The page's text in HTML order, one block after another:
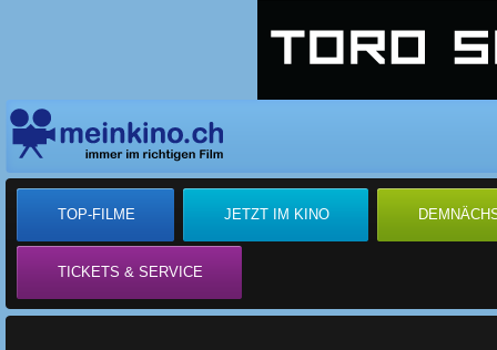
TOP-FILME JETZT IM KINO
TICKETS & SERVICE